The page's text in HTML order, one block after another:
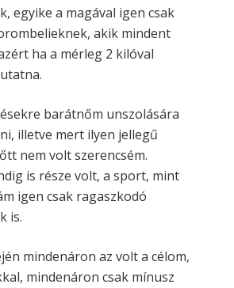
egyike a magával igen csak
akik mindent
ha a mérleg 2 kilóval
barátnőm unszolására
illetve mert ilyen jellegű
nem volt szerencsém.
is része volt, a sport, mint
igen csak ragaszkodó
is.
mindenáron az volt a célom,
mindenáron csak mínusz